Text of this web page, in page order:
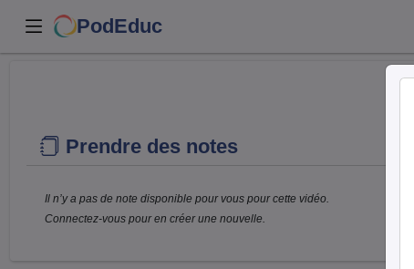
PodEduc
Prendre des notes
Il n’y a pas de note disponible pour vous pour cette vidéo.
Connectez-vous pour en créer une nouvelle.